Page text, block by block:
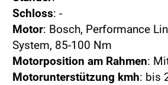
Schloss: -
Motor: Bosch, Performance
System, 85-100 Nm
Motorposition am Rahmen:
Motorunterstützung kmh: bis